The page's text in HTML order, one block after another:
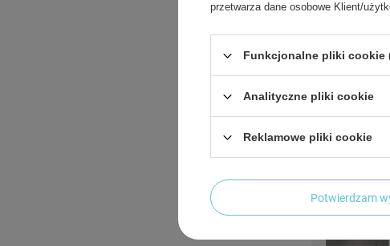
Ciepły Śpiwór
196,70 zł
przetwarza dane osobowe Klient/
Funkcjonalne pliki cookie
Analityczne pliki cookie
Reklamowe pliki cookie
Potwierdzam